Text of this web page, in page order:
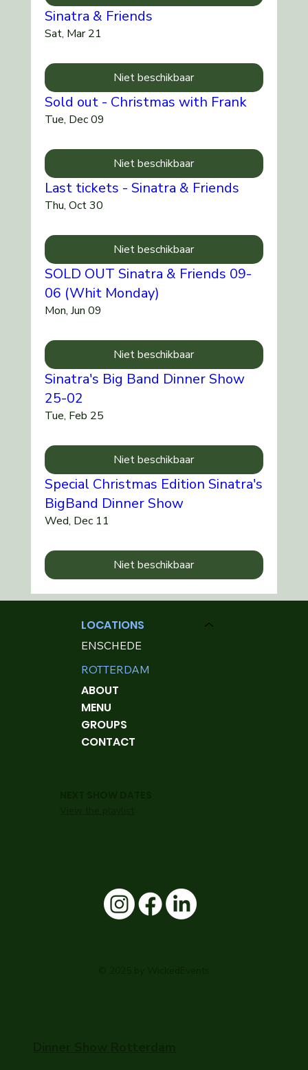
Sinatra & Friends
Sat, Mar 21
Niet beschikbaar
Sold out - Christmas with Frank
Tue, Dec 09
Niet beschikbaar
Last tickets - Sinatra & Friends
Thu, Oct 30
Niet beschikbaar
SOLD OUT Sinatra & Friends 09-
06 (Whit Monday)
Mon, Jun 09
Niet beschikbaar
Sinatra's Big Band Dinner Show
25-02
Tue, Feb 25
Niet beschikbaar
Special Christmas Edition Sinatra's
BigBand Dinner Show
Wed, Dec 11
Niet beschikbaar
LOCATIONS
ENSCHEDE
ROTTERDAM
ABOUT
MENU
GROUPS
CONTACT